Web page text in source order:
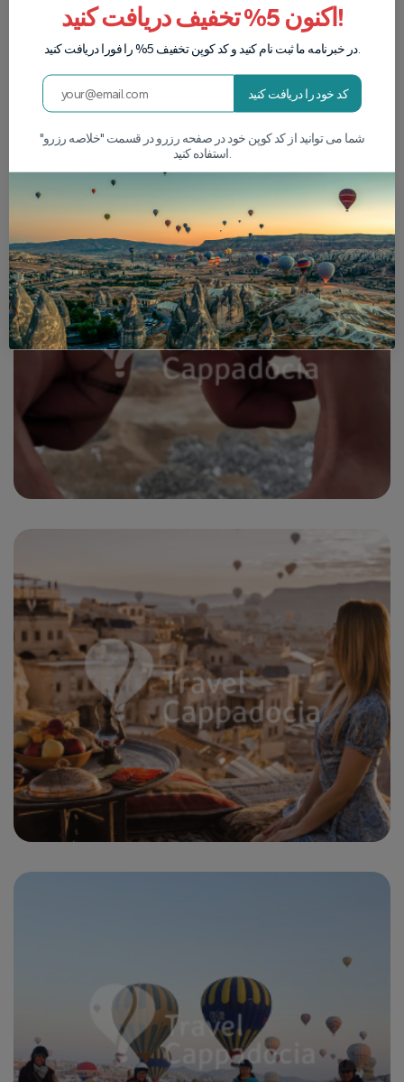
اکنون 5% تخفیف دریافت کنید!
در خبرنامه ما ثبت نام کنید و کد کوپن تخفیف 5% را فورا دریافت کنید.
کد خود را دریافت کنید
شما می توانید از کد کوپن خود در صفحه رزرو در قسمت "خلاصه رزرو"